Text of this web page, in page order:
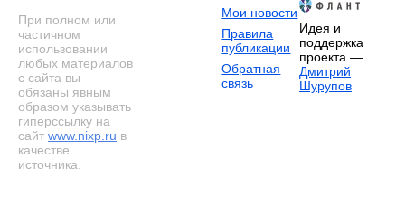
При полном или
частичном
использовании
любых материалов
с сайта вы
обязаны явным
образом указывать
гиперссылку на
сайт www.nixp.ru в
качестве
источника.
Мои новости
Правила
публикации
Обратная
связь
Идея и
поддержка
проекта —
Дмитрий
Шурупов